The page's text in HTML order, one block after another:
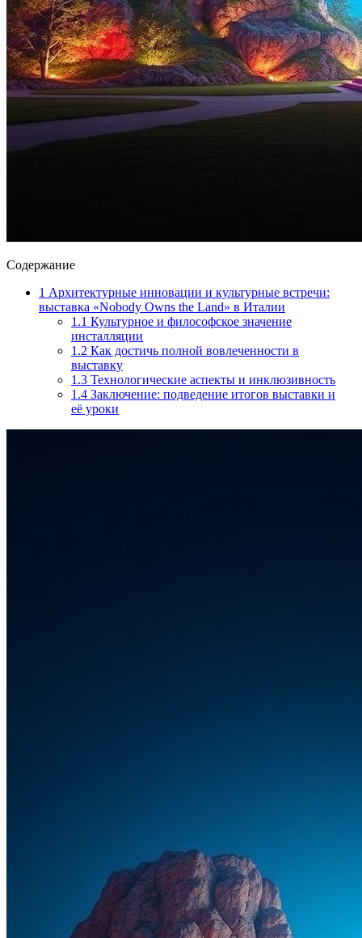
Содержание
1 Архитектурные инновации и культурные встречи:
выставка «Nobody Owns the Land» в Италии
1.1 Культурное и философское значение
инсталляции
1.2 Как достичь полной вовлеченности в
выставку
1.3 Технологические аспекты и инклюзивность
1.4 Заключение: подведение итогов выставки и
её уроки